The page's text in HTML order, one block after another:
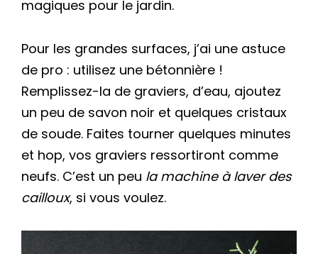
magiques pour le jardin.
Pour les grandes surfaces, j’ai une astuce
de pro : utilisez une bétonnière !
Remplissez-la de graviers, d’eau, ajoutez
un peu de savon noir et quelques cristaux
de soude. Faites tourner quelques minutes
et hop, vos graviers ressortiront comme
neufs. C’est un peu la machine à laver des
cailloux, si vous voulez.